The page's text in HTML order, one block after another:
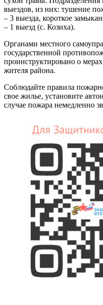
выездов, из них: тушение
– 3 выезда, короткое
– 1 выезд (с. Козиха).
Органами местного
государственной
проинструктировано о
жителя района.
Соблюдайте правила
свое жилье, установите
случае пожара немедленно